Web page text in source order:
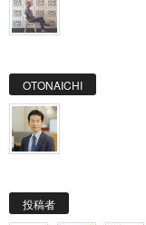
OTONAICHI
投稿者